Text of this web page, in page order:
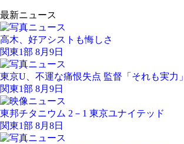
最新ニュース
高木、好アシストも悔しさ
関東1部 8月9日
東京U、不運な痛恨失点 監督「それも実力」
関東1部 8月9日
東邦チタニウム 2－1 東京ユナイテッド
関東1部 8月8日